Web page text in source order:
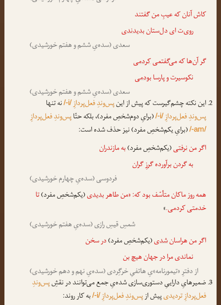
کاش آنان که عیبِ من گفتند
روی‌ت ای دل‌ستانبدیدندی
سعدی (سده‌یِ ششم و هفتم خورشیدی)
گر آن‌ها که می‌گفتمیکردمی
نکوسیرت و پارسابودمی
سعدی (سده‌یِ ششم و هفتم خورشیدی)
این نکته چشم‌گیرست که پیش از اینپس‌وندِ فعل‌پردازِ/-i/نه تنها
پس‌وندِ فعل‌پردازِ/-i/(برایِ دوم‌شخصِ مفرد)، بلکه حتّاپس‌وندِ فعل‌پردازِ
/-am/(برایِ یکم‌شخصِ مفرد) نیز حذف شده است:
اگر مننرفتی(یکم‌شخصِ مفرد)به مازندران
به گردن برآورده گرزِ گران
فردوسی (سده‌یِ چهارم خورشیدی)
همه روز ماکان متأسّف بود که: «من طاهربدیدی(یکم‌شخصِ مفرد)تا
خدمتی کردمی.»
شمسِ قیسِ رازی (سده‌یِ هفتم خورشیدی)
اگر من هراسانشدی(یکم‌شخصِ مفرد)در سخن
نماندی مرا در جهان هیچ بن
از دفترِ «تیمورنامه»یِ هاتفیِ خرگِردی (سده‌یِ نهم و دهم خورشیدی)
ضمیرهایِ داراییِ دستوری‌سازی شده‌یِ جمع می‌توانند در نقشِپس‌وندِ
فعل‌پردازِ تردیدیپیش ازپس‌وندِ فعل‌پردازِ/-i/به کار روند: